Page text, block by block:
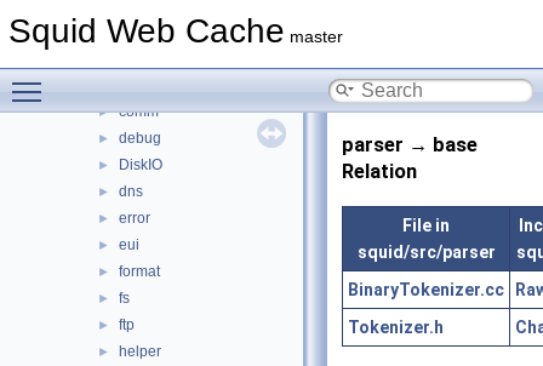
Squid Web Cache master
► auth
► comm
► debug
► DiskIO
► dns
► error
► eui
► format
► fs
► ftp
► helper
parser → base
Relation
File in
squid/src/parser
BinaryTokenizer.cc
Tokenizer.h